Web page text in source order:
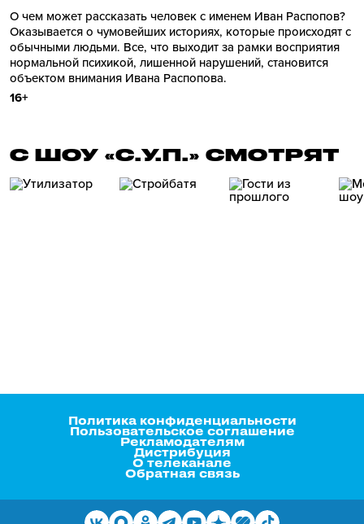
О чем может рассказать человек с именем Иван Распопов?
Оказывается о чумовейших историях, которые происходят с
обычными людьми. Все, что выходит за рамки восприятия
нормальной психикой, лишенной нарушений, становится
объектом внимания Ивана Распопова.
16+
С ШОУ «С.У.П.» СМОТРЯТ
Политика конфиденциальности
Пользовательское соглашение
Рекламодателям
Дистрибуция
О телеканале
Обратная связь